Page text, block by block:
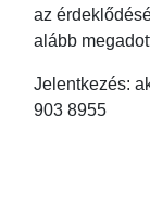
az
alább
Jelentkezés:
903 8955